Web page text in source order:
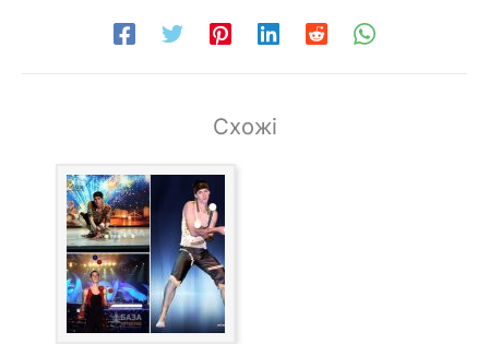
Схожі